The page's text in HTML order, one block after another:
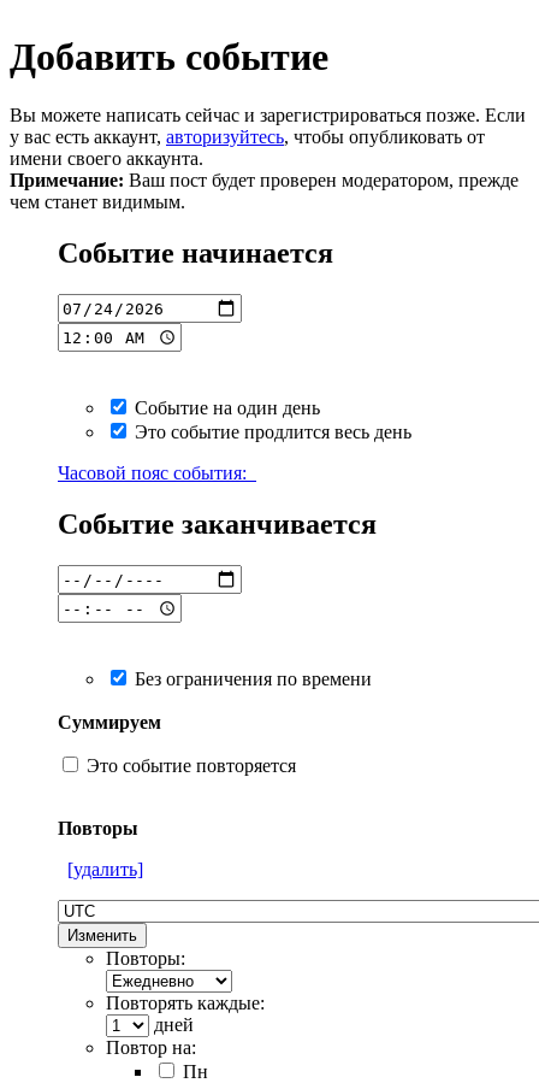
Добавить событие
Вы можете написать сейчас и зарегистрироваться позже. Если
у вас есть аккаунт, авторизуйтесь, чтобы опубликовать от
имени своего аккаунта.
Примечание: Ваш пост будет проверен модератором, прежде
чем станет видимым.
Событие начинается
Событие на один день
Это событие продлится весь день
Часовой пояс события:
Событие заканчивается
Без ограничения по времени
Суммируем
Это событие повторяется
Повторы
[удалить]
Изменить
Повторы:
Повторять каждые:
дней
Повтор на:
Пн